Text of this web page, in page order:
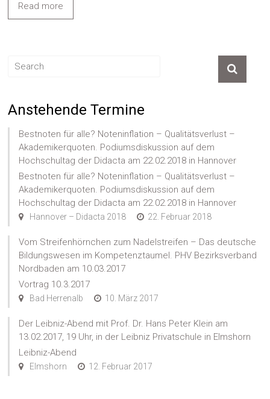
Read more
Anstehende Termine
Bestnoten für alle? Noteninflation – Qualitätsverlust –
Akademikerquoten. Podiumsdiskussion auf dem
Hochschultag der Didacta am 22.02.2018 in Hannover
Bestnoten für alle? Noteninflation – Qualitätsverlust –
Akademikerquoten. Podiumsdiskussion auf dem
Hochschultag der Didacta am 22.02.2018 in Hannover
Hannover – Didacta 2018 22. Februar 2018
Vom Streifenhörnchen zum Nadelstreifen – Das deutsche
Bildungswesen im Kompetenztaumel. PHV Bezirksverband
Nordbaden am 10.03.2017
Vortrag 10.3.2017
Bad Herrenalb 10. März 2017
Der Leibniz-Abend mit Prof. Dr. Hans Peter Klein am
13.02.2017, 19 Uhr, in der Leibniz Privatschule in Elmshorn
Leibniz-Abend
Elmshorn 12. Februar 2017